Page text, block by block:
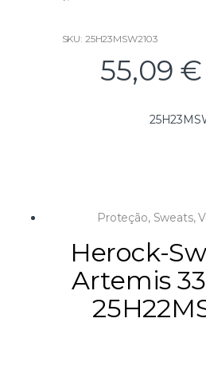
– 80% algodão
– 360g/m2
– Forro do capuz: 100% algodão
SKU: 25H23MSW2103
55,09 €
Proteção, Sweats,
Herock-
Artemis